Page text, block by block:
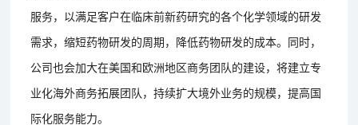
服务，以满足客户在临床前新药研究的各个化学领域的研发
需求，缩短药物研发的周期，降低药物研发的成本。同时，
公司也会加大在美国和欧洲地区商务团队的建设，将建立专
业化海外商务拓展团队，持续扩大境外业务的规模，提高国
际化服务能力。